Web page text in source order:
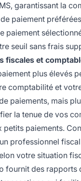
garantissant la
paiement
paiement
seuil sans frais
fiscales et
plus élevés
comptabilité et
paiements, mais
la tenue de vos
petits paiements.
professionnel
votre situation
fournit des rapports